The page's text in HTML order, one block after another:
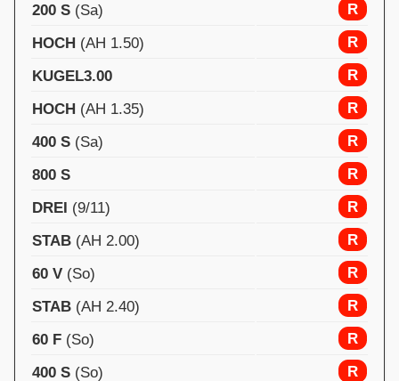
200 S (Sa)
R
HOCH (AH 1.50)
R
KUGEL3.00
R
HOCH (AH 1.35)
R
400 S (Sa)
R
800 S
R
DREI (9/11)
R
STAB (AH 2.00)
R
60 V (So)
R
STAB (AH 2.40)
R
60 F (So)
R
400 S (So)
R